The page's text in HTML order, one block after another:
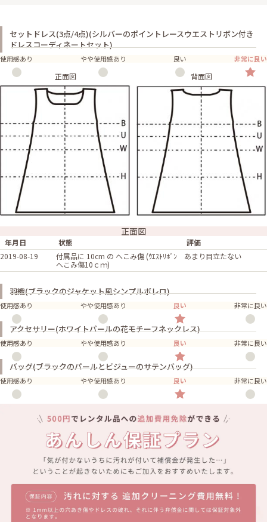
セットドレス(3点/4点)(シルバーのポイントレースウエストリボン付き
ドレスコーディネートセット)
使用感あり やや使用感あり 良い 非常に良い
正面図 背面図
正面図
年月日 状態
評価
2019-08-19
付属品に 10cm の へこみ傷 (ｳｴｽﾄﾘﾎﾞﾝ
へこみ傷10ｃｍ)
あまり目立たない
羽織(ブラックのジャケット風シンプルボレロ)
使用感あり やや使用感あり 良い 非常に良い
アクセサリー(ホワイトパールの花モチーフネックレス)
使用感あり やや使用感あり 良い 非常に良い
バッグ(ブラックのパールとビジューのサテンバッグ)
使用感あり やや使用感あり 良い 非常に良い